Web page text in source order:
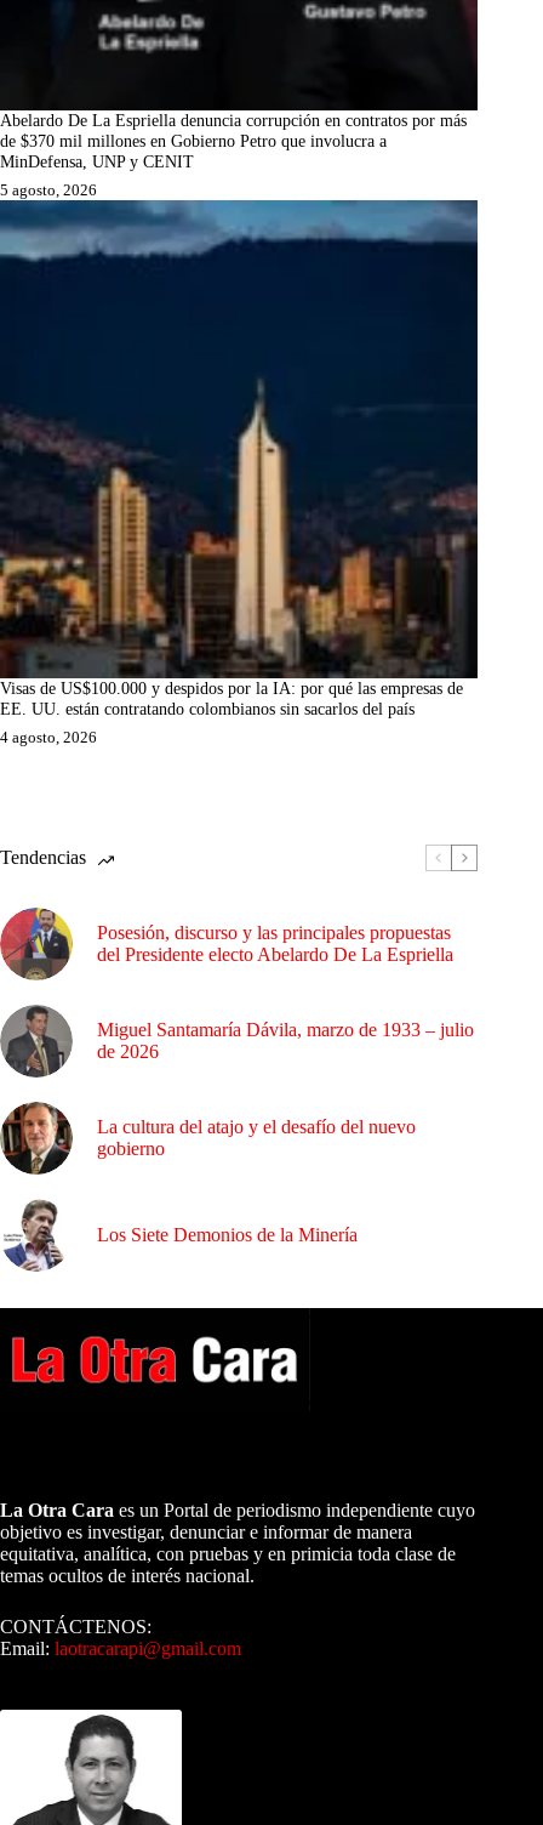
Abelardo De La Espriella denuncia corrupción en contratos por más
de $370 mil millones en Gobierno Petro que involucra a
MinDefensa, UNP y CENIT
5 agosto, 2026
Visas de US$100.000 y despidos por la IA: por qué las empresas de
EE. UU. están contratando colombianos sin sacarlos del país
4 agosto, 2026
Tendencias
Posesión, discurso y las principales propuestas
del Presidente electo Abelardo De La Espriella
Miguel Santamaría Dávila, marzo de 1933 – julio
de 2026
La cultura del atajo y el desafío del nuevo
gobierno
Los Siete Demonios de la Minería
La Otra Cara es un Portal de periodismo independiente cuyo
objetivo es investigar, denunciar e informar de manera
equitativa, analítica, con pruebas y en primicia toda clase de
temas ocultos de interés nacional.
CONTÁCTENOS:
Email: laotracarapi@gmail.com